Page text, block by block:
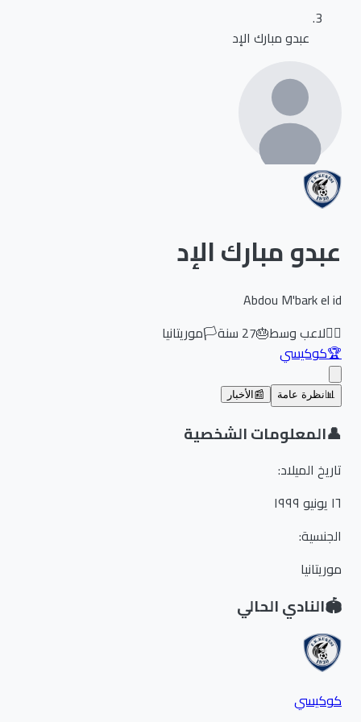
عبدو مبارك الإد
عبدو مبارك الإد
Abdou M'bark el id
لاعب وسط🎂
27سنة🏳️موريتانيا
كوكيسي
نظرة عامة 📰 الأخبار
المعلومات الشخصية
تاريخ الميلاد:
الجنسية:
موريتانيا
النادي الحالي
كوكيسي